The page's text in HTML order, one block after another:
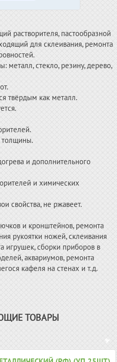
растворителя, пастообразной
для склеивания, ремонта
металл, стекло, резину, дерево,
твёрдым как металл.
толщины.
и дополнительного
и химических
свойства, не ржавеет.
и кронштейнов, ремонта
рукоятки ножей, склеивания
игрушек, сборки приборов в
аквариумов, ремонта
кафеля на стенах и т.д.
ТОВАРЫ